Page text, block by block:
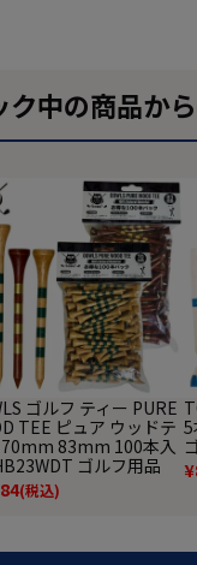
ク中の商品か
ゴルフ ティー PURE
TEE ピュア ウッドテ
70mm 83mm 100本入
ゴルフ用品
(税込)
¥